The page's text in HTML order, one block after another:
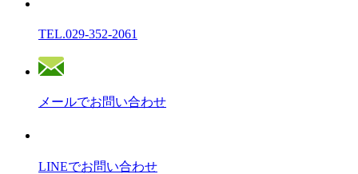
TEL.029-352-2061
メールでお問い合わせ
LINEでお問い合わせ